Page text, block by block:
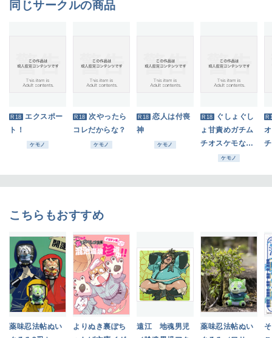
同じサークルの商品
R18 エクスポー
ト！
ケモノ
R18 次やったら
コレだからな？
ケモノ
R18 恋人は付喪
神
ケモノ
R18 ぐしょぐし
ょ甘責めガチム
チオスケモなん
かにこの俺が負
ケモノ
チ
こちらもおすすめ
薬味忍法帖ぬい
よりぬき裏ぽち
遠江 地魂男児
薬味忍法帖ぬい